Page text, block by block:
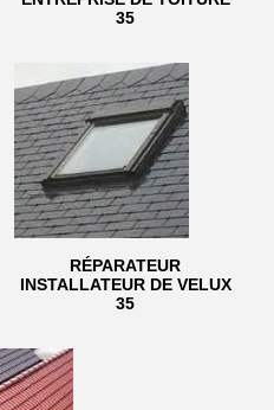
35
RÉPARATEUR
INSTALLATEUR DE VELUX
35